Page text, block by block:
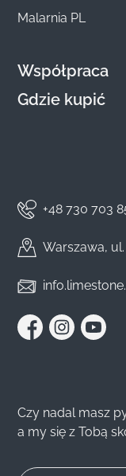
Malarnia PL
Współpraca
Gdzie kupić
+48 730 703
Warszawa,
Czy nadal masz
a my się z Tobą